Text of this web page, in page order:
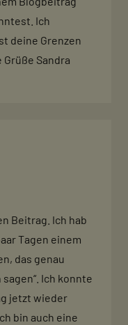
Ich
deine Grenzen
Sandra
Beitrag. Ich hab
Tagen einem
das genau
Ich konnte
jetzt wieder
bin auch eine